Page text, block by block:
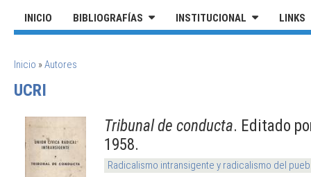
INICIO BIBLIOGRAFÍAS INSTITUCIONAL LINKS
SE ENCUENTRA USTED AQUÍ
Inicio »Autores
UCRI
Tribunal de conducta. Editado
1958.
Radicalismo intransigente y radicalismo del